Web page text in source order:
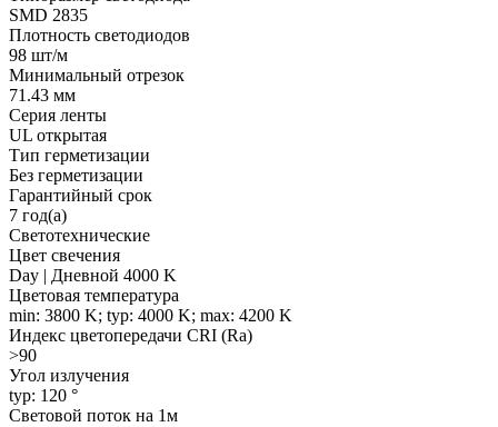
SMD 2835
Плотность светодиодов
98 шт/м
Минимальный отрезок
71.43 мм
Серия ленты
UL открытая
Тип герметизации
Без герметизации
Гарантийный срок
7 год(а)
Светотехнические
Цвет свечения
Day | Дневной 4000 K
Цветовая температура
min: 3800 K; typ: 4000 K; max: 4200 K
Индекс цветопередачи CRI (Ra)
>90
Угол излучения
typ: 120 °
Световой поток на 1м